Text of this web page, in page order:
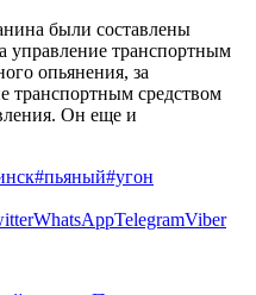
были составлены
управление транспортным
опьянения, за
транспортным средством
Он еще и
#пьяный#угон
WhatsAppTelegramViber